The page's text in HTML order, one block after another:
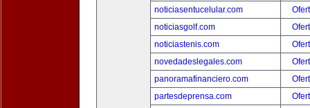
noticiasentucelular.com
noticiasgolf.com
noticiastenis.com
novedadeslegales.com
panoramafinanciero.com
partesdeprensa.com